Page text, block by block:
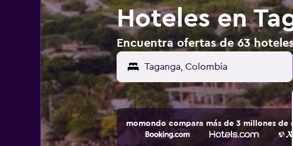
Hoteles en
Encuentra ofertas de 63
momondo compara más de 3 millones de